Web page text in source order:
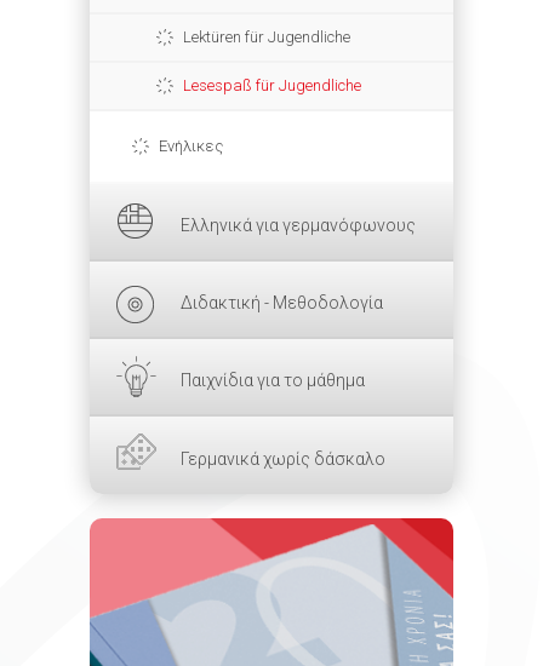
Lektüren für Jugendliche
Lesespaß für Jugendliche
Ενήλικες
Ελληνικά για γερμανόφωνους
Διδακτική - Μεθοδολογία
Παιχνίδια για το μάθημα
Γερμανικά χωρίς δάσκαλο